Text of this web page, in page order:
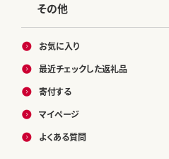
その他
お気に入り
最近チェックした返礼品
寄付する
マイページ
よくある質問